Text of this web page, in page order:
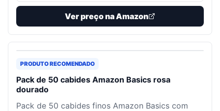
Ver preço na Amazon
PRODUTO RECOMENDADO
Pack de 50 cabides Amazon Basics rosa
dourado
Pack de 50 cabides finos Amazon Basics com